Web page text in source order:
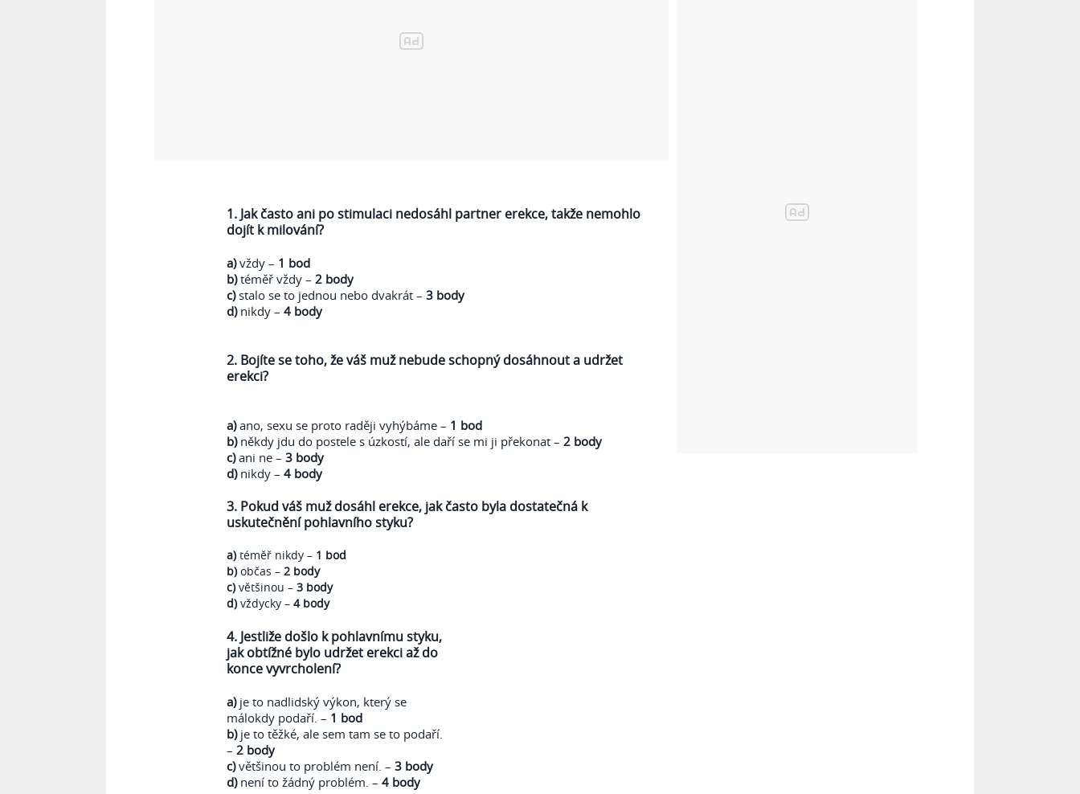
1. Jak často ani po stimulaci nedosáhl partner erekce, takže nemohlo
dojít k milování?
a)vždy – 1 bod
b)téměř vždy – 2 body
c)stalo se to jednou nebo dvakrát – 3 body
d)nikdy – 4 body
2. Bojíte se toho, že váš muž nebude schopný dosáhnout a udržet
erekci?
a)ano, sexu se proto raději vyhýbáme – 1 bod
b)někdy jdu do postele s úzkostí, ale daří se mi ji překonat – 2 body
c)ani ne – 3 body
d)nikdy – 4 body
3. Pokud váš muž dosáhl erekce, jak často byla dostatečná k
uskutečnění pohlavního styku?
a)téměř nikdy – 1 bod
b)občas – 2 body
c)většinou – 3 body
d)vždycky – 4 body
4. Jestliže došlo k pohlavnímu styku,
jak obtížné bylo udržet erekci až do
konce vyvrcholení?
a) je to nadlidský výkon, který se
málokdy podaří. – 1 bod
b)je to těžké, ale sem tam se to podaří.
– 2 body
c)většinou to problém není. – 3 body
d)není to žádný problém. – 4 body